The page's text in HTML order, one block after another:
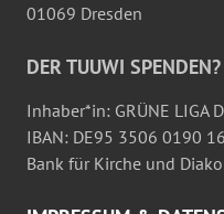
01069 Dresden
DER TUUWI SPENDEN?
Inhaber*in: GRÜNE LIGA
IBAN: DE95 3506 0190
Bank für Kirche und